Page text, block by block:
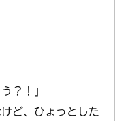
？！」
ど、ひょっとした